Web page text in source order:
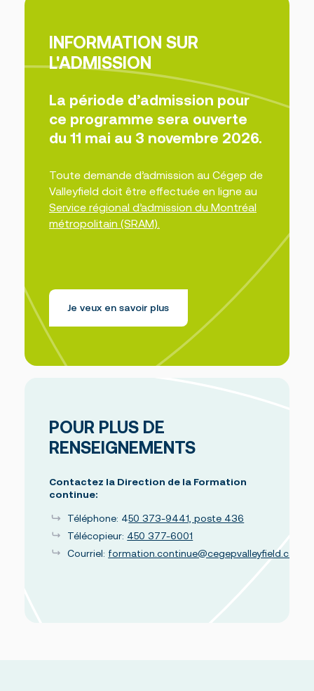
Les unités de 4e secondaire en français et
mathématiques ET
Intérêt marqué et/ou expérience de travail
pertinente dans le domaine d’études visé
ET
Attestation d’équivalence de niveau de
scolarité de 5e secondaire (TENS-AENS).
secondaire (TENS-AENS) décernée par le
MEQ ne correspond pas à un diplôme
d’études secondaires. Une analyse de
votre dossier scolaire complet devra être
réalisée pour statuer sur votre
admissibilité au programme.
INFORMATION SUR
L'ADMISSION
La période d’admission pour
ce programme sera ouverte
du 11 mai au 3 novembre 2026.
Toute demande d’admission au Cégep de
Valleyfield doit être effectuée en ligne au
Service régional d’admission du Montréal
métropolitain (SRAM).
Je veux en savoir plus
POUR PLUS DE
RENSEIGNEMENTS
Contactez la Direction de la Formation
continue:
Téléphone: 450 373-9441, poste 436
Télécopieur: 450 377-6001
Courriel: formation.continue@cegepvalleyfield.ca